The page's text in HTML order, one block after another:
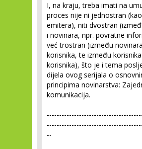
I, na kraju, treba imati na
proces nije ni jednostran
emitera), niti dvostran
i novinara, npr. povratne
već trostran (između
korisnika, te između
korisnika), što je i tema
dijela ovog serijala o
principima novinarstva:
komunikacija.
--